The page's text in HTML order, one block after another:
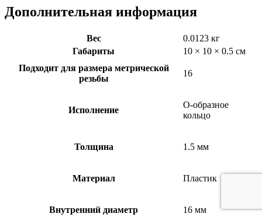
Дополнительная информация
Вес
0.0123 кг
Габариты
10 × 10 × 0.5 см
Подходит для размера метрической
резьбы
16
Исполнение
О-образное
кольцо
Толщина 1.5 мм
Материал Пластик
Внутренний диаметр 16 мм